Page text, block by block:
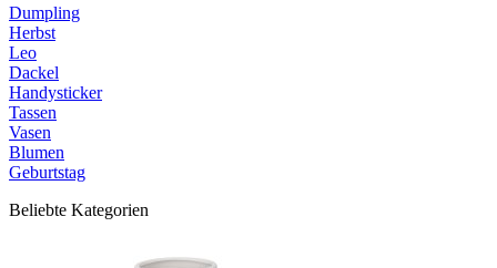
Dumpling
Herbst
Leo
Dackel
Handysticker
Tassen
Vasen
Blumen
Geburtstag
Beliebte Kategorien